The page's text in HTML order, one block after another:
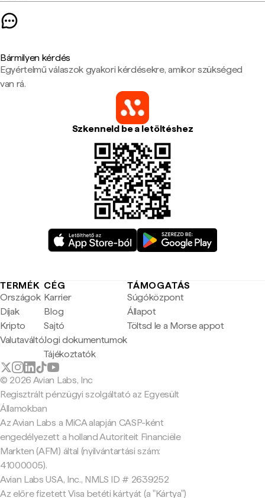
Bármilyen kérdés
Egyértelmű válaszok gyakori kérdésekre, amikor szükséged
van rá.
Szkenneld be a letöltéshez
TERMÉK
Országok
Díjak
Kripto
Valutaváltó
CÉG
Karrier
Blog
Sajtó
Jogi dokumentumok
Tájékoztatók
TÁMOGATÁS
Súgóközpont
Állapot
Töltsd le a Morse appot
© 2026 Avian Labs, Inc
Regisztrált pénzügyi szolgáltató az Egyesült
Államokban
Az Avian Labs a MiCA alapján CASP-ként
engedélyezett a holland Autoriteit Financiële
Markten (AFM) által (nyilvántartási szám:
41000005).
Avian Labs USA, Inc., NMLS ID # 2639252
Az előre fizetett Visa betéti kártyát (a "Kártya")